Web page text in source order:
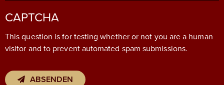
CAPTCHA
This question is for testing whether or not you are a human
visitor and to prevent automated spam submissions.
ABSENDEN